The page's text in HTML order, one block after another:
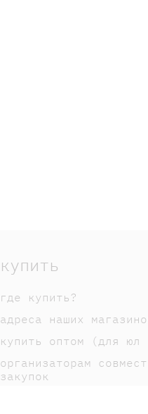
купить
где купить?
адреса наших
купить оптом (для юл
организаторам
закупок